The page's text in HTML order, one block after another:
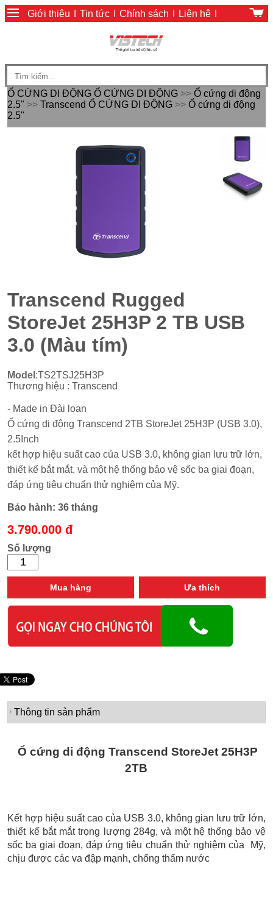
Giới thiệu Tin tức Chính sách Liên hệ
Giỏ hàng|Chính sách thanh toán
Ổ CỨNG DI ĐỘNG Ổ CỨNG DI ĐỘNG >>Ổ cứng di động
2.5" >>Transcend Ổ CỨNG DI ĐỘNG >>Ổ cứng di động
2.5"
Transcend Rugged
StoreJet 25H3P 2 TB USB
3.0 (Màu tím)
Model :TS2TSJ25H3P
Thương hiệu : Transcend
- Made in Đài loan
Ổ cứng di động Transcend 2TB StoreJet 25H3P (USB 3.0),
2.5Inch
kết hợp hiệu suất cao của USB 3.0, không gian lưu trữ lớn,
thiết kế bắt mắt, và một hệ thống bảo vệ sốc ba giai đoạn,
đáp ứng tiêu chuẩn thử nghiệm của Mỹ.
Bảo hành:36 tháng
3.790.000 đ
Số lượng
Mua hàng Ưa thích
Thông tin sản phẩm
Ổ cứng di động Transcend StoreJet 25H3P
2TB
Kết hợp hiệu suất cao của USB 3.0, không gian lưu trữ lớn,
thiết kế bắt mắt trọng lượng 284g, và một hệ thống bảo vệ
sốc ba giai đoạn, đáp ứng tiêu chuẩn thử nghiệm của Mỹ,
chịu được các va đập mạnh, chống thấm nước